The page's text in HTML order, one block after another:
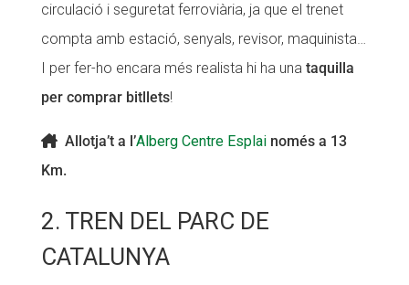
circulació i seguretat ferroviària, ja que el trenet
compta amb estació, senyals, revisor, maquinista…
I per fer-ho encara més realista hi ha una taquilla
per comprar bitllets!
Allotja’t a l’Alberg Centre Esplainomés a 13
Km.
2. TREN DEL PARC DE
CATALUNYA